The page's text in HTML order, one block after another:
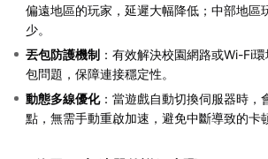
偏遠地區的玩家，延遲大幅降低；中部地區
少。
丟包防護機制 ：有效解決校園網路或Wi-Fi
包問題，保障連接穩定性。
動態多線優化：當遊戲自動切換伺服器時，
點，無需手動重啟加速，避免中斷導致的卡